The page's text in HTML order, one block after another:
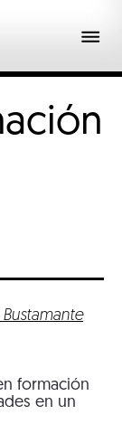
Bustamante
formación
en un